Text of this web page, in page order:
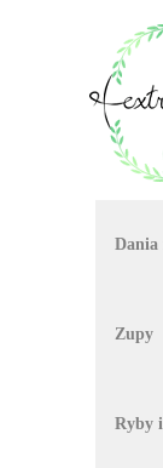
Dania
Zupy
Ryby